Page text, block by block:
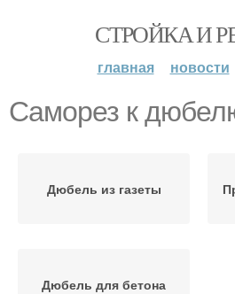
СТРОЙКА И
главная новости
Саморез к
Дюбель из газеты
Дюбель для бетона